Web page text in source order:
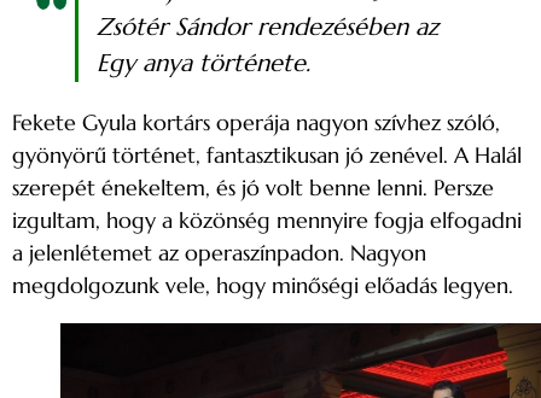
Zsótér Sándor rendezésében az
Egy anya története.
Fekete Gyula kortárs operája nagyon szívhez szóló,
gyönyörű történet, fantasztikusan jó zenével. A Halál
szerepét énekeltem, és jó volt benne lenni. Persze
izgultam, hogy a közönség mennyire fogja elfogadni
a jelenlétemet az operaszínpadon. Nagyon
megdolgozunk vele, hogy minőségi előadás legyen.